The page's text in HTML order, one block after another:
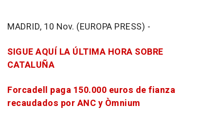
MADRID, 10 Nov. (EUROPA PRESS) -
SIGUE AQUÍ LA ÚLTIMA HORA SOBRE
CATALUÑA
Forcadell paga 150.000 euros de fianza
recaudados por ANC y Òmnium